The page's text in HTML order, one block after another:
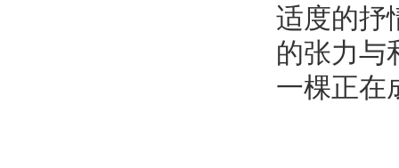
适度的抒
的张力与
一棵正在